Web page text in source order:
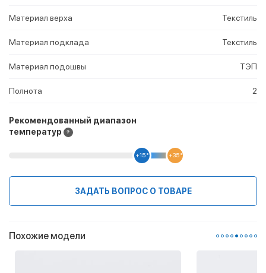
Материал верха Текстиль
Материал подклада Текстиль
Материал подошвы ТЭП
Полнота 2
Рекомендованный диапазон
температур
+15 ° +35 °
ЗАДАТЬ ВОПРОС О ТОВАРЕ
Похожие модели